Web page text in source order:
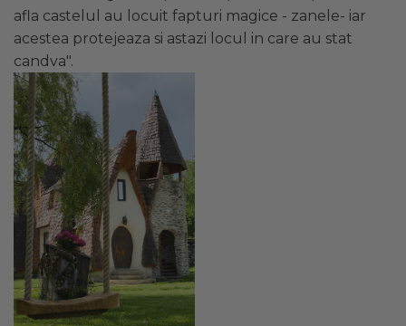
afla castelul au locuit fapturi magice - zanele- iar
acestea protejeaza si astazi locul in care au stat
candva".